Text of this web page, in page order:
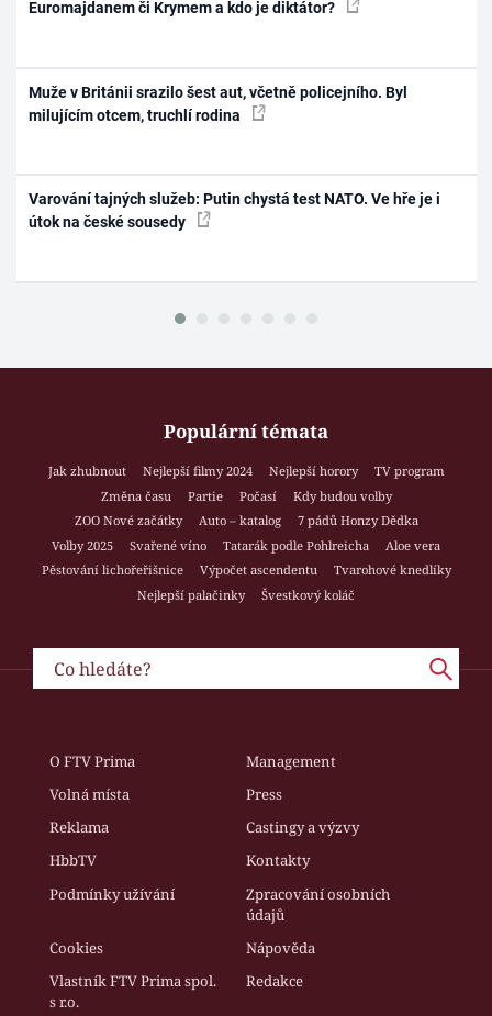
Euromajdanem či Krymem a kdo je diktátor?
Muže v Británii srazilo šest aut, včetně policejního. Byl
milujícím otcem, truchlí rodina
Varování tajných služeb: Putin chystá test NATO. Ve hře je i
útok na české sousedy
Populární témata
Jak zhubnout Nejlepší filmy 2024 Nejlepší horory
TV program
Změna času
Partie Počasí
Kdy budou volby
ZOO Nové začátky
Auto – katalog
7 pádů Honzy Dědka
Volby 2025
Svařené víno Tatarák podle Pohlreicha
Aloe vera
Pěstování lichořeřišnice
Výpočet ascendentu
Tvarohové knedlíky
Nejlepší palačinky
Švestkový koláč
O FTV Prima
Management
Volná místa
Press
Reklama
Castingy a výzvy
HbbTV
Kontakty
Podmínky užívání
Zpracování osobních
údajů
Cookies
Nápověda
Vlastník FTV Prima spol.
s r.o.
Redakce